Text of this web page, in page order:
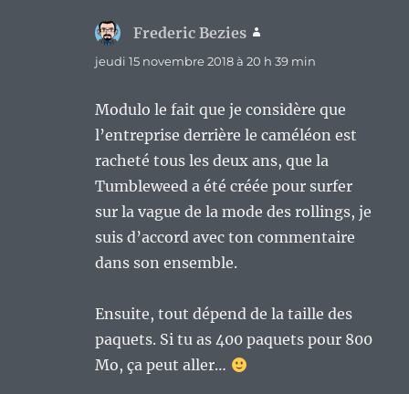
Frederic Bezies
jeudi 15 novembre 2018 à 20 h 39 min
Modulo le fait que je considère que
l’entreprise derrière le caméléon est
racheté tous les deux ans, que la
Tumbleweed a été créée pour surfer
sur la vague de la mode des rollings, je
suis d’accord avec ton commentaire
dans son ensemble.
Ensuite, tout dépend de la taille des
paquets. Si tu as 400 paquets pour 800
Mo, ça peut aller…